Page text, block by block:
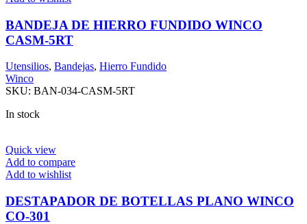
BANDEJA DE HIERRO FUNDIDO WINCO
CASM-5RT
Utensilios, Bandejas, Hierro Fundido
Winco
SKU: BAN-034-CASM-5RT
In stock
Quick view
Add to compare
Add to wishlist
DESTAPADOR DE BOTELLAS PLANO WINCO
CO-301